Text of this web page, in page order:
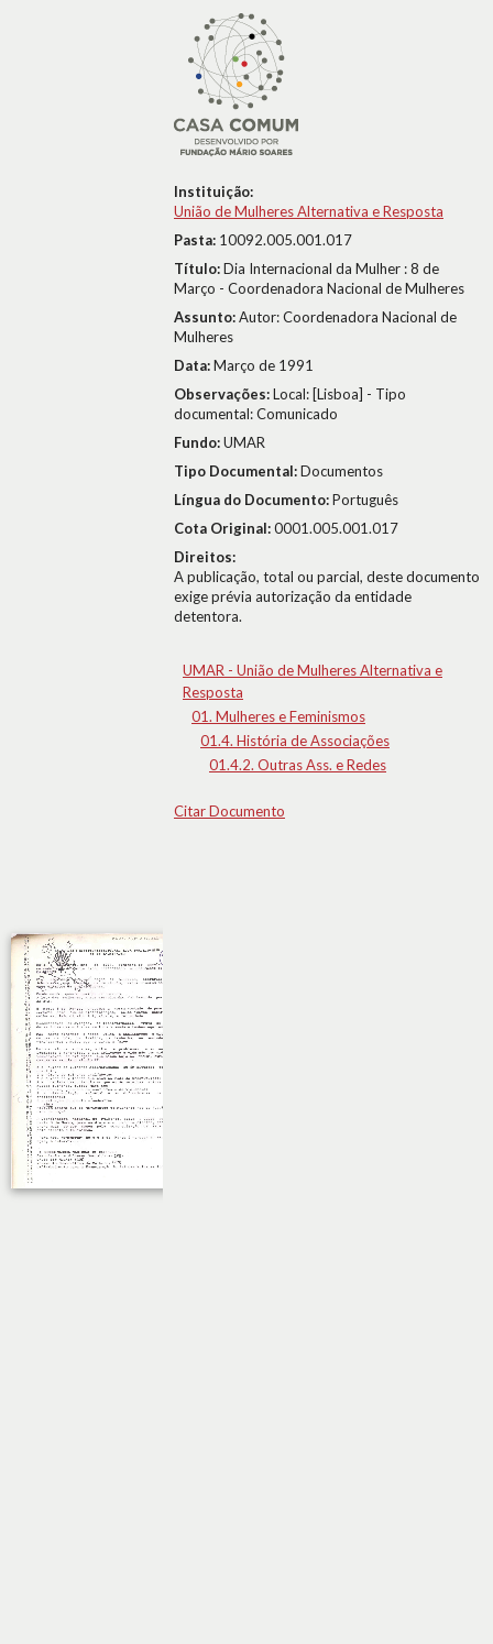
Instituição:
União de Mulheres Alternativa e Resposta
Pasta: 10092.005.001.017
Título:Dia Internacional da Mulher : 8 de
Março - Coordenadora Nacional de Mulheres
Assunto:Autor: Coordenadora Nacional de
Mulheres
Data:Março de 1991
Observações:Local: [Lisboa] - Tipo
documental: Comunicado
Fundo:UMAR
Tipo Documental:Documentos
Língua do Documento:Português
Cota Original:0001.005.001.017
Direitos:
A publicação, total ou parcial, deste documento
exige prévia autorização da entidade
detentora.
UMAR - União de Mulheres Alternativa e
Resposta
01. Mulheres e Feminismos
01.4. História de Associações
01.4.2. Outras Ass. e Redes
Citar Documento